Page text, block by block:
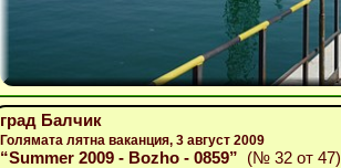
град Балчик
Голямата лятна ваканция, 3 август 2009
“Summer 2009 - Bozho - 0859” (№ 32 от 47)